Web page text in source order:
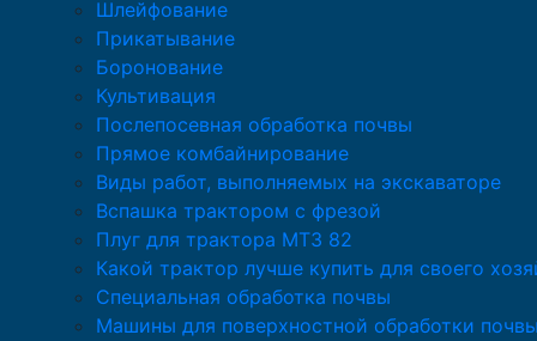
Шлейфование
Прикатывание
Боронование
Культивация
Послепосевная обработка почвы
Прямое комбайнирование
Виды работ, выполняемых на экскаваторе
Вспашка трактором с фрезой
Плуг для трактора МТЗ 82
Какой трактор лучше купить для своего
Специальная обработка почвы
Машины для поверхностной обработки